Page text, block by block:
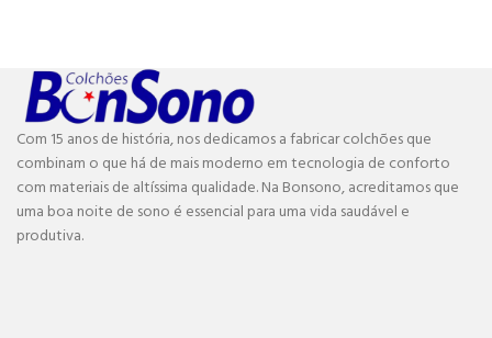
Com 15 anos de história, nos dedicamos a fabricar colchões que
combinam o que há de mais moderno em tecnologia de conforto
com materiais de altíssima qualidade. Na Bonsono, acreditamos que
uma boa noite de sono é essencial para uma vida saudável e
produtiva.